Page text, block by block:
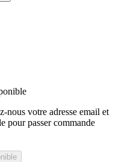
nous votre adresse email et
pour passer commande